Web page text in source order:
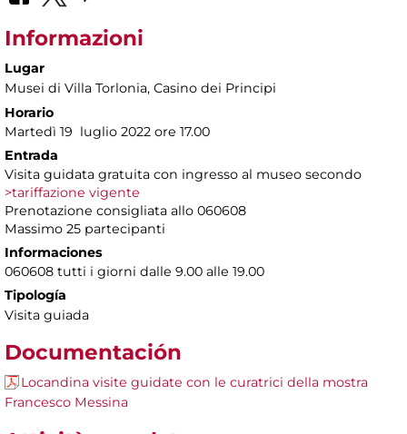
Informazioni
Lugar
Musei di Villa Torlonia, Casino dei Principi
Horario
Martedì 19 luglio 2022 ore 17.00
Entrada
Visita guidata gratuita con ingresso al museo secondo
>tariffazione vigente
Prenotazione consigliata allo 060608
Massimo 25 partecipanti
Informaciones
060608 tutti i giorni dalle 9.00 alle 19.00
Tipología
Visita guiada
Documentación
Locandina visite guidate con le curatrici della mostra
Francesco Messina